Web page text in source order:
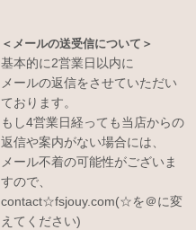
＜メールの送受信について＞
基本的に2営業日以内に
メールの返信をさせていただい
ております。
もし4営業日経っても当店からの
返信や案内がない場合には、
メール不着の可能性がございま
すので、
contact☆fsjouy.com(☆を＠に変
えてください)